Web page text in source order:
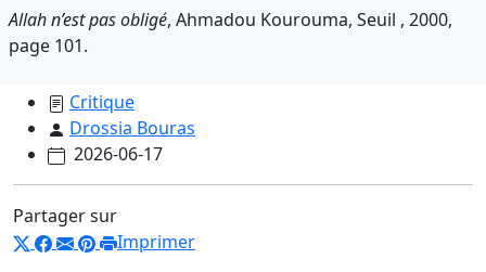
Allah n’est pas obligé, Ahmadou Kourouma, Seuil , 2000,
page 101.
Critique
Drossia Bouras
2026-06-17
Partager sur
Imprimer